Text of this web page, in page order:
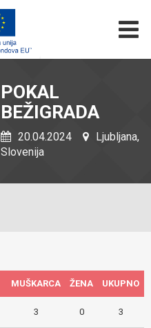
POKAL
BEŽIGRADA
20.04.2024
Ljubljana,
Slovenija
MUŠKARCA ŽENA UKUPNO
3 0 3